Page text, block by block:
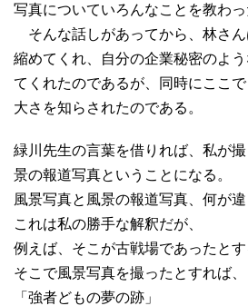
写真についていろんなことを教わっ
そんな話しがあってから、林さ
縮めてくれ、自分の企業秘密のよ
てくれたのであるが、同時にここ
大さを知らされたのである。
緑川先生の言葉を借りれば、私が
景の報道写真ということになる。
風景写真と風景の報道写真、何が違
これは私の勝手な解釈だが、
例えば、そこが古戦場であったとす
そこで風景写真を撮ったとすれば
「強者どもの夢の跡」